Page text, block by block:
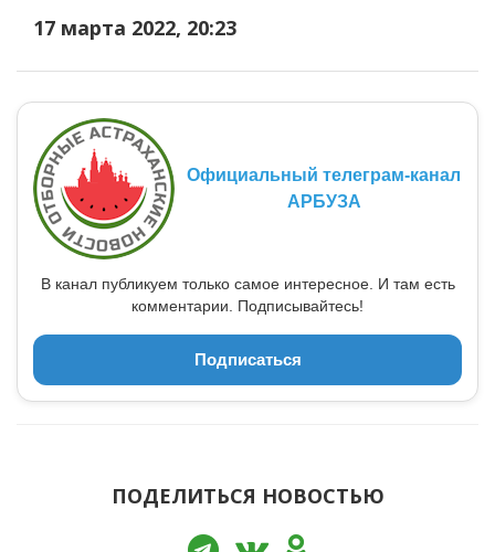
17 марта 2022, 20:23
Официальный телеграм-канал
АРБУЗА
В канал публикуем только самое интересное. И там есть
комментарии. Подписывайтесь!
Подписаться
ПОДЕЛИТЬСЯ НОВОСТЬЮ